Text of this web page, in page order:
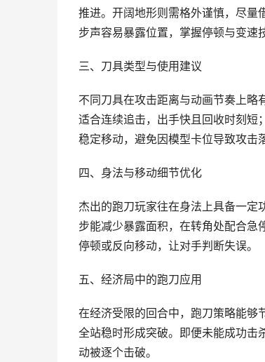
推进。开阔地形则需格外谨慎，尽量
步声容易暴露位置，掌握停顿与变速
三、刀具类型与使用建议
不同刀具在攻击距离与动画节奏上略
适合连续追击，出手快且回收时刻短
稳定移动，避免因模型卡位导致攻击
四、身法与移动细节优化
杰出的跑刀玩家往在身法上具备一定
步能减少暴露面积，在转角处配合急
停顿或反向移动，让对手判断失误。
五、经济局中的跑刀应用
在经济受限的回合中，跑刀策略能够
全站稳时形成突破。即便未能成功击
动被逐个击破。